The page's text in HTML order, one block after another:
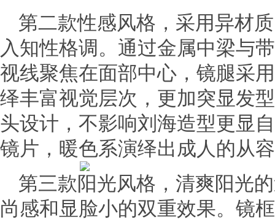
第二款性感风格，采用异材
入知性格调。通过金属中梁与
视线聚焦在面部中心，镜腿采
绎丰富视觉层次，更加突显发
头设计，不影响刘海造型更显
镜片，暖色系演绎出成人的从
第三款阳光风格，清爽阳光
尚感和显脸小的双重效果。镜